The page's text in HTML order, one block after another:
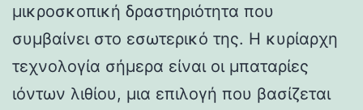
μικροσκοπική δραστηριότητα που
συμβαίνει στο εσωτερικό της. Η κυρίαρχη
τεχνολογία σήμερα είναι οι μπαταρίες
ιόντων λιθίου, μια επιλογή που βασίζεται